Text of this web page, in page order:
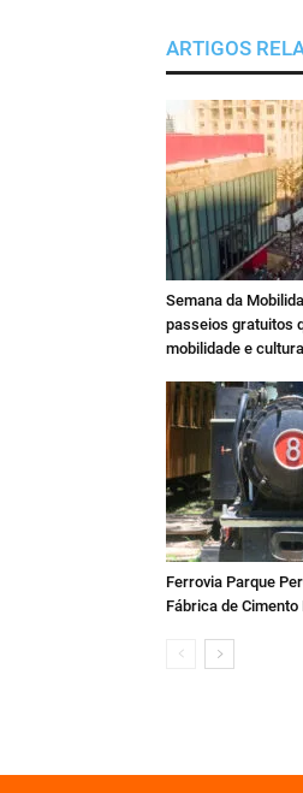
ARTIGOS
Semana da
passeios gratuitos
mobilidade e cultura
Ferrovia Parque
Fábrica de